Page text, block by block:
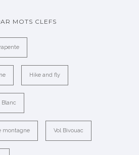
MOTS CLEFS
Hike and fly
Blanc
montagne Vol Bivouac